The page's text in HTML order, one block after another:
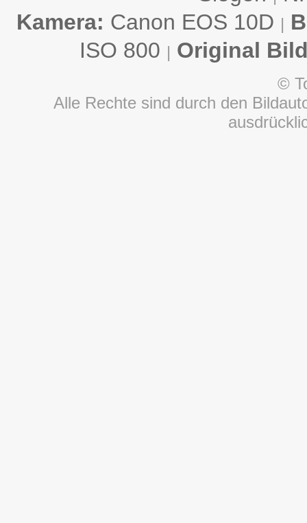
Kamera: Canon EOS 10D |
ISO 800 | Original
©
Alle Rechte sind durch den